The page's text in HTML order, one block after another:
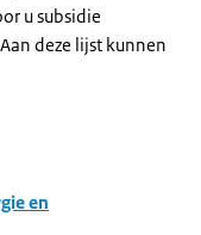
u subsidie
deze lijst kunnen
en